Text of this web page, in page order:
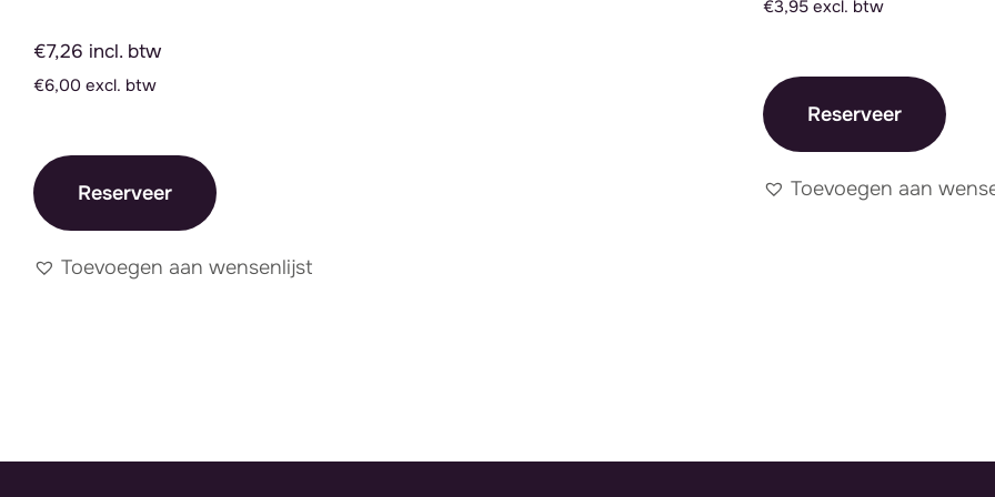
€7,26 incl. btw
€6,00 excl. btw
Reserveer
Toevoegen aan wensenlijst
€3,95 excl. btw
Reserveer
Toevoegen aan